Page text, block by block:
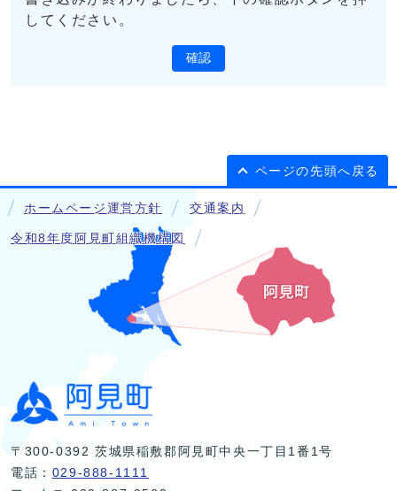
してください。
確認
ページの先頭へ戻る
ホームページ運営方針 交通案内
令和8年度阿見町組織機構図
〒300-0392 茨城県稲敷郡阿見町中央一丁目1番1号
電話： 029-888-1111